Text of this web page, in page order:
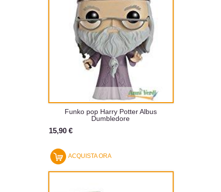
Funko pop Harry Potter Albus
Dumbledore
15,90 €
ACQUISTA ORA